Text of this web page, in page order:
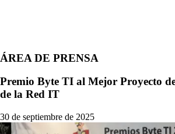
ÁREA DE PRENSA
Premio Byte TI al Mejor Proyecto
de la Red IT
30 de septiembre de 2025